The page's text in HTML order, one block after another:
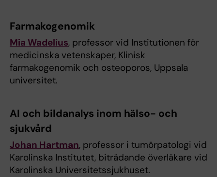
Farmakogenomik
Mia Wadelius, professor vid Institutionen för
medicinska vetenskaper, Klinisk
farmakogenomik och osteoporos, Uppsala
universitet.
AI och bildanalys inom hälso- och
sjukvård
Johan Hartman, professor i tumörpatologi vid
Karolinska Institutet, biträdande överläkare vid
Karolinska Universitetssjukhuset.